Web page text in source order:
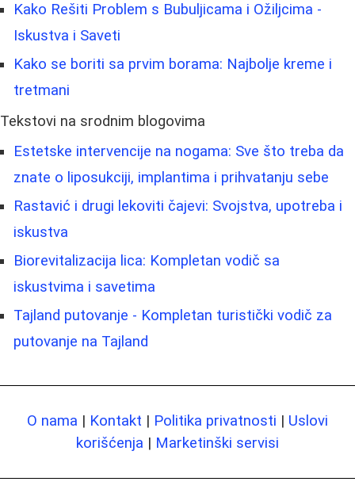
Kako Rešiti Problem s Bubuljicama i Ožiljcima -
Iskustva i Saveti
Kako se boriti sa prvim borama: Najbolje kreme i
tretmani
Tekstovi na srodnim blogovima
Estetske intervencije na nogama: Sve što treba da
znate o liposukciji, implantima i prihvatanju sebe
Rastavić i drugi lekoviti čajevi: Svojstva, upotreba i
iskustva
Biorevitalizacija lica: Kompletan vodič sa
iskustvima i savetima
Tajland putovanje - Kompletan turistički vodič za
putovanje na Tajland
O nama | Kontakt | Politika privatnosti | Uslovi
korišćenja | Marketinški servisi